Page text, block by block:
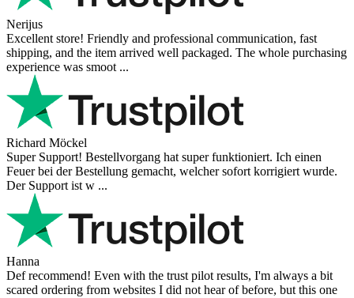
Nerijus
Excellent store! Friendly and professional communication, fast
shipping, and the item arrived well packaged. The whole purchasing
experience was smoot ...
Richard Möckel
Super Support! Bestellvorgang hat super funktioniert. Ich einen
Feuer bei der Bestellung gemacht, welcher sofort korrigiert wurde.
Der Support ist w ...
Hanna
Def recommend! Even with the trust pilot results, I'm always a bit
scared ordering from websites I did not hear of before, but this one